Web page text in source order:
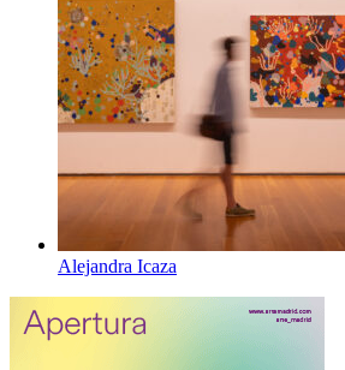
Alejandra Icaza